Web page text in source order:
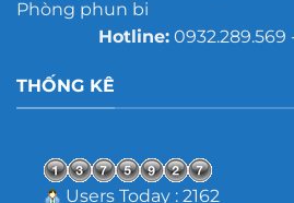
Phòng phun bi
Hotline:0932.289.569
THỐNG KÊ
Users Today : 2162